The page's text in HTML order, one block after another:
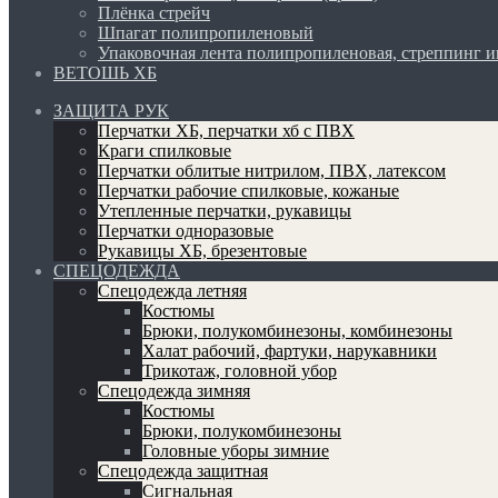
Плёнка стрейч
Шпагат полипропиленовый
Упаковочная лента полипропиленовая, стреппинг
ВЕТОШЬ ХБ
ЗАЩИТА РУК
Перчатки ХБ, перчатки хб с ПВХ
Краги спилковые
Перчатки облитые нитрилом, ПВХ, латексом
Перчатки рабочие спилковые, кожаные
Утепленные перчатки, рукавицы
Перчатки одноразовые
Рукавицы ХБ, брезентовые
СПЕЦОДЕЖДА
Спецодежда летняя
Костюмы
Брюки, полукомбинезоны, комбинезоны
Халат рабочий, фартуки, нарукавники
Трикотаж, головной убор
Спецодежда зимняя
Костюмы
Брюки, полукомбинезоны
Головные уборы зимние
Спецодежда защитная
Сигнальная